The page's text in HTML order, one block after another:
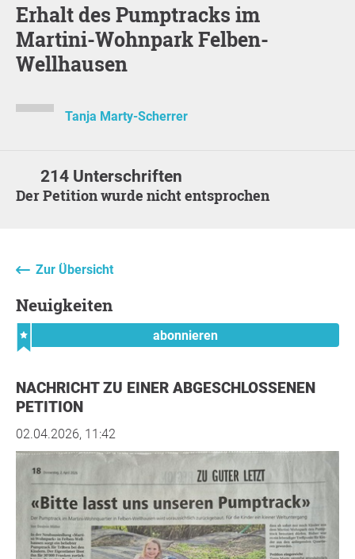
Erhalt des Pumptracks im
Martini-Wohnpark Felben-
Wellhausen
Tanja Marty-Scherrer
214 Unterschriften
Der Petition wurde nicht entsprochen
Zur Übersicht
Neuigkeiten
abonnieren
NACHRICHT ZU EINER ABGESCHLOSSENEN
PETITION
02.04.2026, 11:42